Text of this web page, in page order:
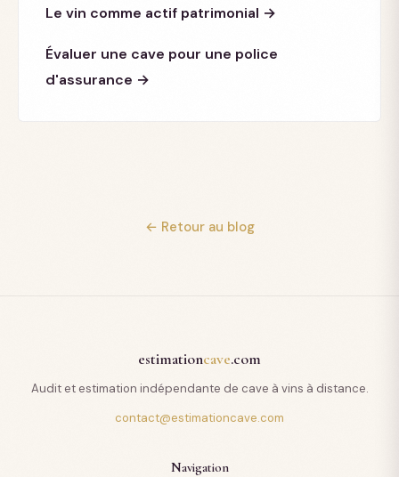
Le vin comme actif patrimonial →
Évaluer une cave pour une police
d'assurance →
← Retour au blog
estimationcave.com
Audit et estimation indépendante de cave à vins à distance.
contact@estimationcave.com
Navigation